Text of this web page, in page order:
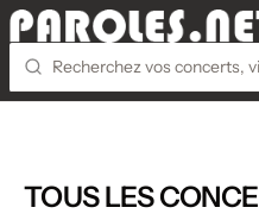
TOUS LES